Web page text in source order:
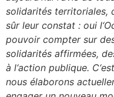
solidarités territoriales,
sûr leur constat : oui l‘
pouvoir compter sur
solidarités affirmées,
à l‘action publique. C‘
nous élaborons